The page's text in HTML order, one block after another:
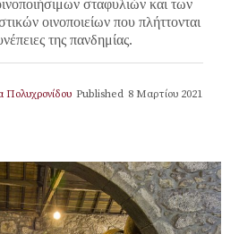
σταφυλιών και των
οινοποιείων που πλήττονται
της πανδημίας.
Πολυχρονίδου Published 8 Μαρτίου 2021